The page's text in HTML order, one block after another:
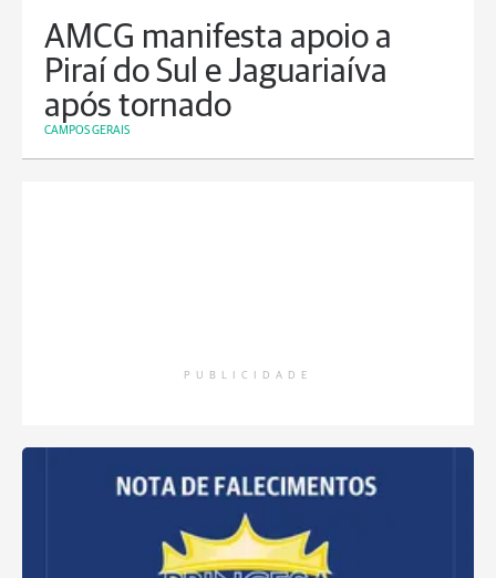
AMCG manifesta apoio a
Piraí do Sul e Jaguariaíva
após tornado
CAMPOS GERAIS
PUBLICIDADE